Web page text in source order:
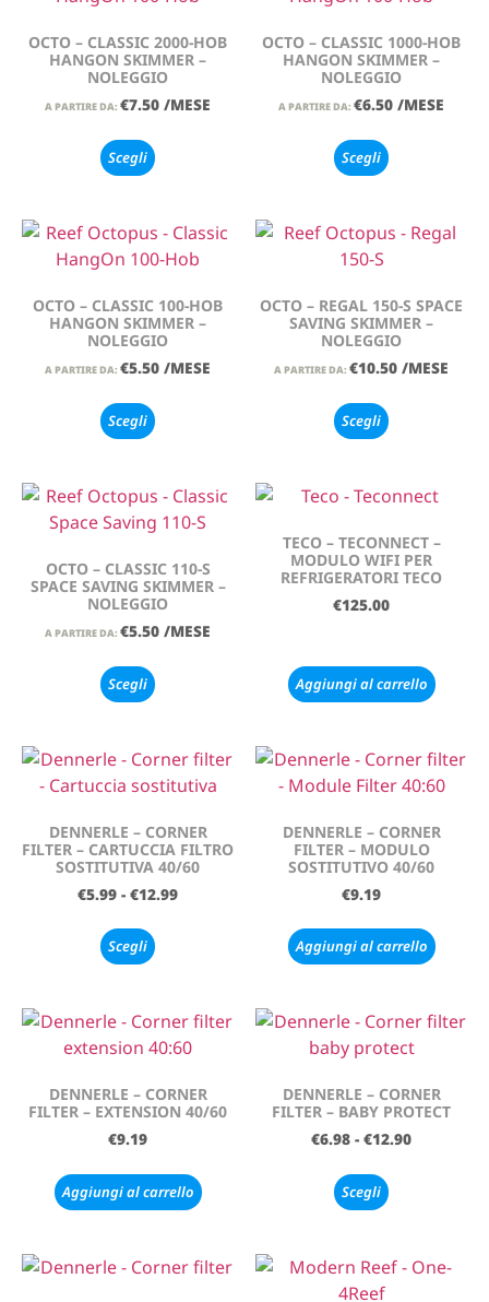
OCTO – CLASSIC 2000-HOB
HANGON SKIMMER –
NOLEGGIO
A PARTIRE DA: €7.50 /MESE
Scegli
OCTO – CLASSIC 1000-HOB
HANGON SKIMMER –
NOLEGGIO
A PARTIRE DA: €6.50 /MESE
Scegli
OCTO – CLASSIC 100-HOB
HANGON SKIMMER –
NOLEGGIO
A PARTIRE DA: €5.50 /MESE
Scegli
OCTO – REGAL 150-S SPACE
SAVING SKIMMER –
NOLEGGIO
A PARTIRE DA: €10.50 /MESE
Scegli
OCTO – CLASSIC 110-S
SPACE SAVING SKIMMER –
NOLEGGIO
A PARTIRE DA: €5.50 /MESE
Scegli
TECO – TECONNECT –
MODULO WIFI PER
REFRIGERATORI TECO
€125.00
Aggiungi al carrello
DENNERLE – CORNER
FILTER – CARTUCCIA FILTRO
SOSTITUTIVA 40/60
€5.99 - €12.99
Scegli
DENNERLE – CORNER
FILTER – MODULO
SOSTITUTIVO 40/60
€9.19
Aggiungi al carrello
DENNERLE – CORNER
FILTER – EXTENSION 40/60
€9.19
Aggiungi al carrello
DENNERLE – CORNER
FILTER – BABY PROTECT
€6.98 - €12.90
Scegli